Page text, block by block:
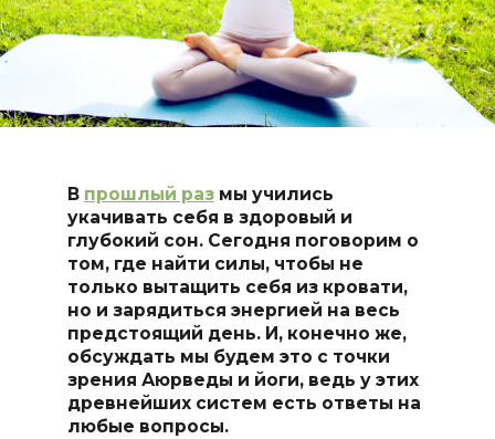
В прошлый размы учились
укачивать себя в здоровый и
глубокий сон. Сегодня поговорим о
том, где найти силы, чтобы не
только вытащить себя из кровати,
но и зарядиться энергией на весь
предстоящий день. И, конечно же,
обсуждать мы будем это с точки
зрения Аюрведы и йоги, ведь у этих
древнейших систем есть ответы на
любые вопросы.